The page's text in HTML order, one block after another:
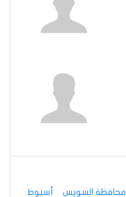
محافظة السويس
أسيوط